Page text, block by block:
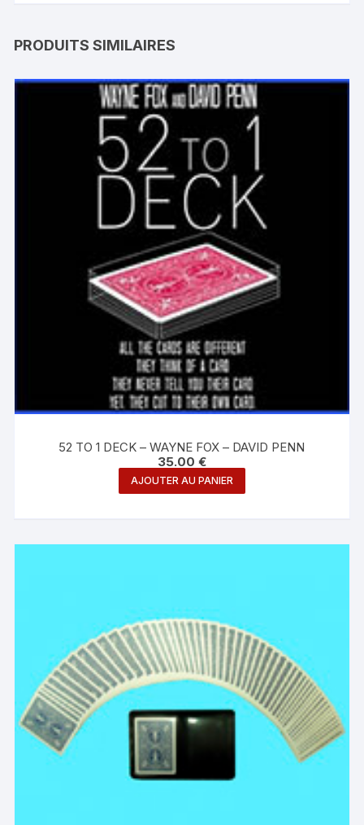
PRODUITS SIMILAIRES
52 TO 1 DECK – WAYNE FOX – DAVID PENN
35.00 €
AJOUTER AU PANIER